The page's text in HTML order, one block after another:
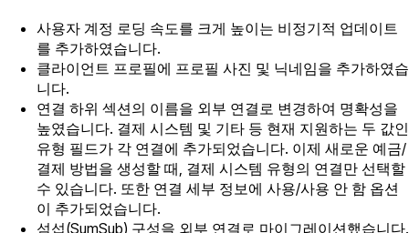
사용자 계정 로딩 속도를 크게 높이는 비정기적 업데이트
를 추가하였습니다.
클라이언트 프로필에 프로필 사진 및 닉네임을 추가하였습
니다.
연결 하위 섹션의 이름을 외부 연결로 변경하여 명확성을
높였습니다. 결제 시스템 및 기타 등 현재 지원하는 두 값인
유형 필드가 각 연결에 추가되었습니다. 이제 새로운 예금/
결제 방법을 생성할 때, 결제 시스템 유형의 연결만 선택할
수 있습니다. 또한 연결 세부 정보에 사용/사용 안 함 옵션
이 추가되었습니다.
섬섭(SumSub) 구성을 외부 연결로 마이그레이션했습니다.